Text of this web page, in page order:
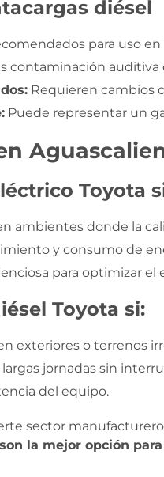
diésel
para uso
contaminación auditiva
Requieren cambios
Puede representar un
Toyota
ambientes donde la
y consumo de
para optimizar el
Toyota si:
exteriores o terrenos
jornadas sin
del equipo.
sector
la mejor opción